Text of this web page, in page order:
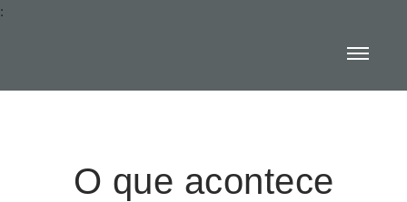
:
O que acontece